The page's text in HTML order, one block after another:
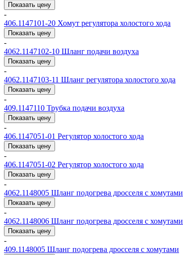
Показать цену
-
406.1147101-20 Хомут регулятора холостого хода
Показать цену
-
4062.1147102-10 Шланг подачи воздуха
Показать цену
-
4062.1147103-11 Шланг регулятора холостого хода
Показать цену
-
409.1147110 Трубка подачи воздуха
Показать цену
-
406.1147051-01 Регулятор холостого хода
Показать цену
-
406.1147051-02 Регулятор холостого хода
Показать цену
-
4062.1148005 Шланг подогрева дросселя с хомутами
Показать цену
-
4062.1148006 Шланг подогрева дросселя с хомутами
Показать цену
-
409.1148005 Шланг подогрева дросселя с хомутами